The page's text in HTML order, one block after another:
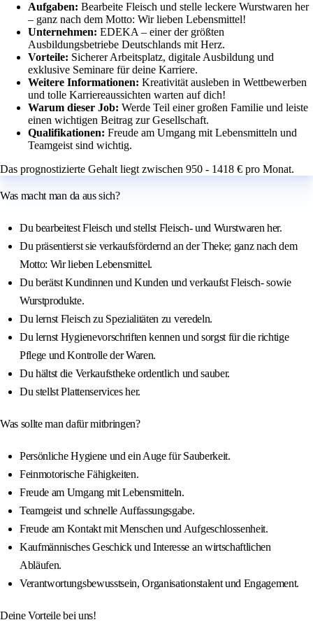
Aufgaben: Bearbeite Fleisch und stelle leckere Wurstwaren her
– ganz nach dem Motto: Wir lieben Lebensmittel!
Unternehmen: EDEKA – einer der größten
Ausbildungsbetriebe Deutschlands mit Herz.
Vorteile: Sicherer Arbeitsplatz, digitale Ausbildung und
exklusive Seminare für deine Karriere.
Weitere Informationen: Kreativität ausleben in Wettbewerben
und tolle Karriereaussichten warten auf dich!
Warum dieser Job: Werde Teil einer großen Familie und leiste
einen wichtigen Beitrag zur Gesellschaft.
Qualifikationen: Freude am Umgang mit Lebensmitteln und
Teamgeist sind wichtig.
Das prognostizierte Gehalt liegt zwischen 950 - 1418 € pro Monat.
Was macht man da aus sich?
Du bearbeitest Fleisch und stellst Fleisch- und Wurstwaren her.
Du präsentierst sie verkaufsfördernd an der Theke; ganz nach dem
Motto: Wir lieben Lebensmittel.
Du berätst Kundinnen und Kunden und verkaufst Fleisch- sowie
Wurstprodukte.
Du lernst Fleisch zu Spezialitäten zu veredeln.
Du lernst Hygienevorschriften kennen und sorgst für die richtige
Pflege und Kontrolle der Waren.
Du hältst die Verkaufstheke ordentlich und sauber.
Du stellst Plattenservices her.
Was sollte man dafür mitbringen?
Persönliche Hygiene und ein Auge für Sauberkeit.
Feinmotorische Fähigkeiten.
Freude am Umgang mit Lebensmitteln.
Teamgeist und schnelle Auffassungsgabe.
Freude am Kontakt mit Menschen und Aufgeschlossenheit.
Kaufmännisches Geschick und Interesse an wirtschaftlichen
Abläufen.
Verantwortungsbewusstsein, Organisationstalent und Engagement.
Deine Vorteile bei uns!